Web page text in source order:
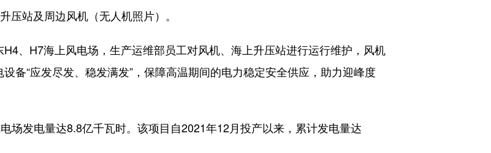
站及周边风机（无人机照片）。
H7海上风电场，生产运维部员工对风机、海上升压站进行运行维护，风机
备“应发尽发、稳发满发”，保障高温期间的电力稳定安全供应，助力迎峰度
发电量达8.8亿千瓦时。该项目自2021年12月投产以来，累计发电量达